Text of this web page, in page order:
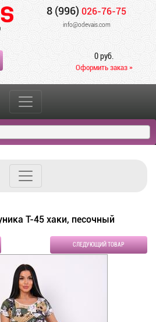
8 (996) 026-76-75
info@odevais.com
0 руб.
Оформить заказ »
Т-45 хаки, песочный
СЛЕДУЮЩИЙ ТОВАР